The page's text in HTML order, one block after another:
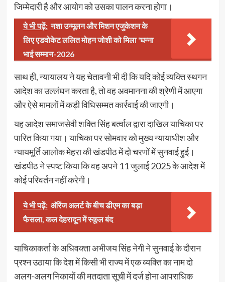
जिम्मेदारी है और आयोग को उसका पालन करना होगा।
ये भी पढ़ें: नशा उन्मूलन और मिशन एजुकेशन के
लिए एडवोकेट ललित मोहन जोशी को मिला 'घन्ना
भाई सम्मान-2026
साथ ही, न्यायालय ने यह चेतावनी भी दी कि यदि कोई व्यक्ति स्थगन
आदेश का उल्लंघन करता है, तो वह अवमानना की श्रेणी में आएगा
और ऐसे मामलों में कड़ी विधिसम्मत कार्रवाई की जाएगी।
यह आदेश समाजसेवी शक्ति सिंह बर्त्वाल द्वारा दाखिल याचिका पर
पारित किया गया। याचिका पर सोमवार को मुख्य न्यायाधीश और
न्यायमूर्ति आलोक मेहरा की खंडपीठ में दो चरणों में सुनवाई हुई।
खंडपीठ ने स्पष्ट किया कि वह अपने 11 जुलाई 2025 के आदेश में
कोई परिवर्तन नहीं करेगी।
ये भी पढ़ें: ऑरेंज अलर्ट के बीच डीएम का बड़ा
फैसला, कल देहरादून में स्कूल बंद
याचिकाकर्ता के अधिवक्ता अभीजय सिंह नेगी ने सुनवाई के दौरान
प्रश्न उठाया कि देश में किसी भी राज्य में एक व्यक्ति का नाम दो
अलग-अलग निकायों की मतदाता सूची में दर्ज होना आपराधिक